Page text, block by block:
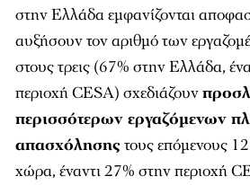
στην Ελλάδα εμφανίζονται
αυξήσουν τον αριθμό των
στους τρεις (67% στην Ελλάδα,
περιοχή CESA) σχεδιάζουν
περισσότερων εργαζόμενων
απασχόλησηςτους επόμενους
χώρα, έναντι 27% στην περιοχή